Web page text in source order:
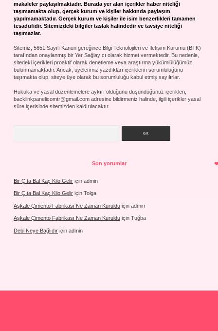
makaleler paylaşılmaktadır. Burada yer alan içerikler haber niteliği
taşımamakta olup, gerçek kurum ve kişiler hakkında paylaşım
yapılmamaktadır. Gerçek kurum ve kişiler ile isim benzerlikleri tamamen
tesadüfidir. Sitemizdeki bilgiler taslak halindedir ve tavsiye niteliği
taşımazlar.
Sitemiz, 5651 Sayılı Kanun gereğince Bilgi Teknolojileri ve İletişim Kurumu (BTK)
tarafından onaylanmış bir Yer Sağlayıcı olarak hizmet vermektedir. Bu nedenle,
sitedeki içerikleri proaktif olarak denetleme veya araştırma yükümlülüğümüz
bulunmamaktadır. Ancak, üyelerimiz yazdıkları içeriklerin sorumluluğunu
taşımakta olup, siteye üye olarak bu sorumluluğu kabul etmiş sayılırlar.
Hukuka ve yasal düzenlemelere aykırı olduğunu düşündüğünüz içerikleri,
backlinkpanelicomtr@gmail.com adresine bildirmeniz halinde, ilgili içerikler yasal
süre içerisinde sitemizden kaldırılacaktır.
Son yorumlar
Bir Çıta Bal Kaç Kilo Gelir için admin
Bir Çıta Bal Kaç Kilo Gelir için Tolga
Aşkale Çimento Fabrikası Ne Zaman Kuruldu için admin
Aşkale Çimento Fabrikası Ne Zaman Kuruldu için Tuğba
Debi Neye Bağlıdır için admin